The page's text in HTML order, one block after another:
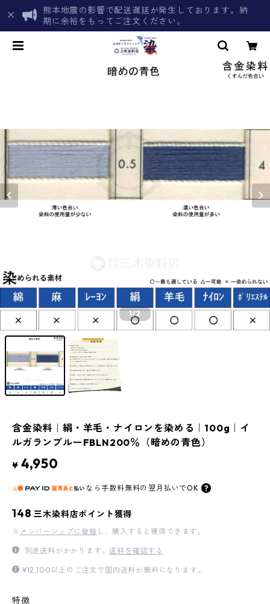
熊本地震の影響で配送遅延が発生しております。納
期に余裕をもってご注文ください。
1/2
含金染料｜絹・羊毛・ナイロンを染める｜100g｜イ
ルガランブルーFBLN200％（暗めの青色）
¥ 4,950
なら 手数料無料の 翌月払いでOK
148 三木染料店ポイント獲得
※ メンバーシップに登録 し、購入すると獲得できます。
別途送料がかかります。送料を確認する
¥12,100以上のご注文で国内送料が無料になります。
特徴